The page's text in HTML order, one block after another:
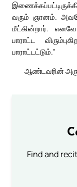
வரும் ஞானம்.
மீட்கின்றார். எனவே
பாராட்ட
பாராட்டட்டும்.”
ஆண்டவரின்
Find and